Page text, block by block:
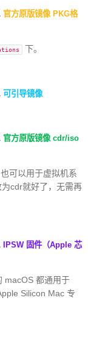
官方原版镜像 PKG格
下。
可引导镜像
官方原版镜像 cdr/iso
可以用于虚拟机系
cdr就好了，无需再
IPSW 固件（Apple 芯
macOS 都通用于
Silicon Mac 专